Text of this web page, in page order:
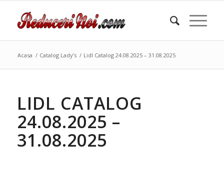
Acasa / Catalog Lady’s / Lidl Catalog 24.08.2025 – 31.08.2025
LIDL CATALOG
24.08.2025 –
31.08.2025